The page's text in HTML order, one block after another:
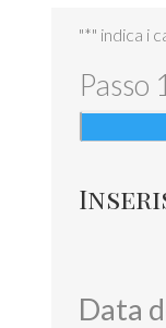
"*" indica i
Passo 1
Data